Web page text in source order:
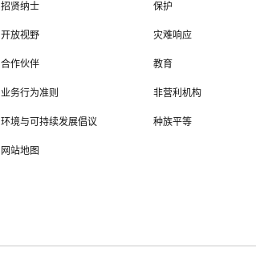
招贤纳士
开放视野
合作伙伴
业务行为准则
环境与可持续发展倡议
网站地图
保护
灾难响应
教育
非营利机构
种族平等